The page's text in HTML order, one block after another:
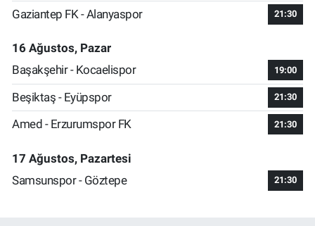
Gaziantep FK - Alanyaspor 21:30
16 Ağustos, Pazar
Başakşehir - Kocaelispor
19:00
Beşiktaş - Eyüpspor 21:30
Amed - Erzurumspor FK 21:30
17 Ağustos, Pazartesi
Samsunspor - Göztepe
21:30